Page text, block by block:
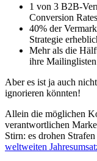
1 von 3 B2B-
Conversion
40% der
Strategie
Mehr als die
ihre
Aber es ist ja auch
ignorieren könnten!
Allein die möglichen
verantwortlichen
Stirn: es drohen
weltweiten